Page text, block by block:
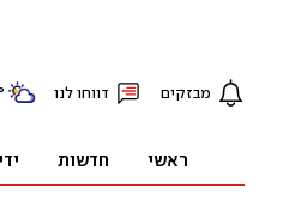
מבזקים דווחו לנו
ראשי חדשות